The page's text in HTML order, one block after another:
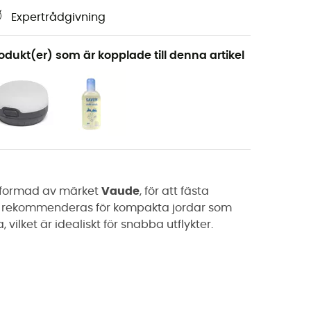
Expertrådgivning
som är kopplade till denna artikel
av märket Vaude, för att fästa
rekommenderas för kompakta jordar som
är idealiskt för snabba utflykter.